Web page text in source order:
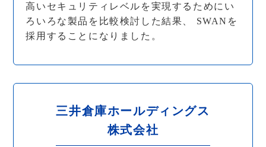
高いセキュリティレベルを実現するためにい
ろいろな製品を比較検討した結果、 SWANを
採用することになりました。
三井倉庫ホールディングス
株式会社